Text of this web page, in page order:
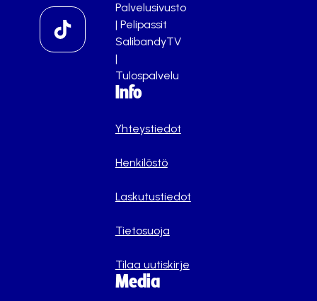
Palvelusivusto
| Pelipassit
SalibandyTV
|
Tulospalvelu
Info
Yhteystiedot
Henkilöstö
Laskutustiedot
Tietosuoja
Tilaa uutiskirje
Media